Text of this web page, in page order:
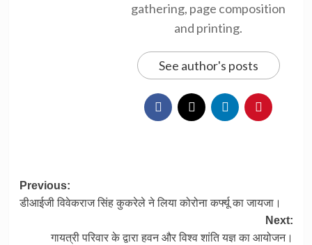
gathering, page composition
and printing.
See author's posts
Post
navigation
Previous:
डीआईजी विवेकराज सिंह कुकरेले ने लिया कोरोना कर्फ्यू का जायजा।
Next:
गायत्री परिवार के द्वारा हवन और विश्व शांति यज्ञ का आयोजन।